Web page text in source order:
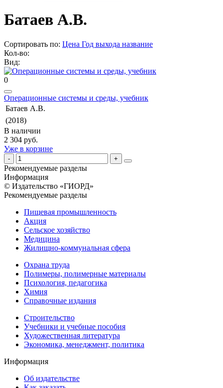
Батаев А.В.
Сортировать по: Цена Год выхода название
Кол-во:
Вид:
0
Операционные системы и среды, учебник
Батаев А.В.
(2018)
В наличии
2 304 руб.
Уже в корзине
Рекомендуемые разделы
Информация
© Издательство «ГИОРД»
Рекомендуемые разделы
Пищевая промышленность
Акция
Сельское хозяйство
Медицина
Жилищно-коммунальная сфера
Охрана труда
Полимеры, полимерные материалы
Психология, педагогика
Химия
Справочные издания
Строительство
Учебники и учебные пособия
Художественная литература
Экономика, менеджмент, политика
Информация
Об издательстве